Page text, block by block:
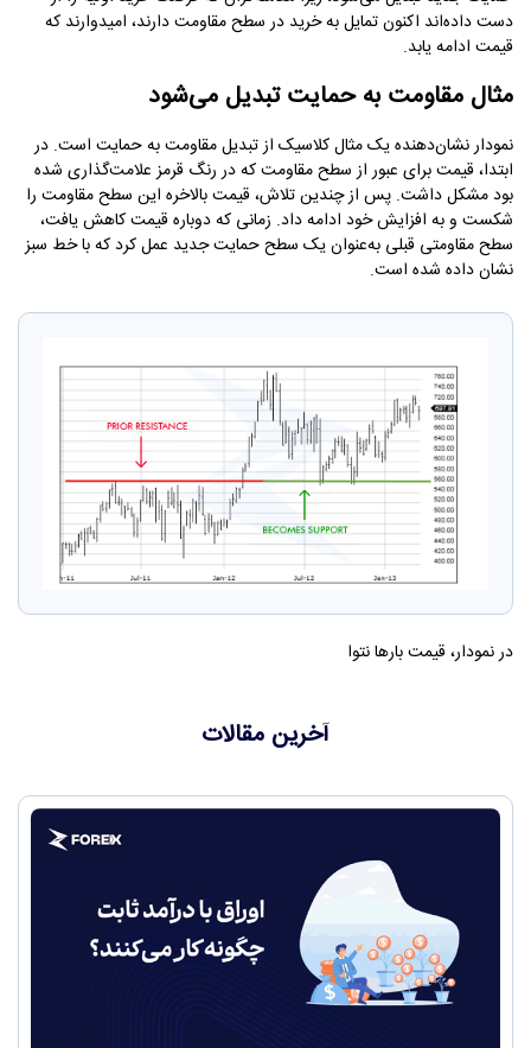
دست داده‌اند اکنون تمایل به خرید در سطح مقاومت دارند، امیدوارند که
قیمت ادامه یابد.
مثال مقاومت به حمایت تبدیل می‌شود
نمودار نشان‌دهنده یک مثال کلاسیک از تبدیل مقاومت به حمایت است. در
ابتدا، قیمت برای عبور از سطح مقاومت که در رنگ قرمز علامت‌گذاری شده
بود مشکل داشت. پس از چندین تلاش، قیمت بالاخره این سطح مقاومت را
شکست و به افزایش خود ادامه داد. زمانی که دوباره قیمت کاهش یافت،
سطح مقاومتی قبلی به‌عنوان یک سطح حمایت جدید عمل کرد که با خط سبز
نشان داده شده است.
در نمودار، قیمت بارها نتوا
آخرین مقالات